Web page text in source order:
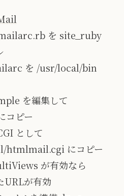
を site_ruby
を /usr/local/bin
を編集して
コピー
として
htmlmail.cgi にコピー
が有効なら
URLが有効